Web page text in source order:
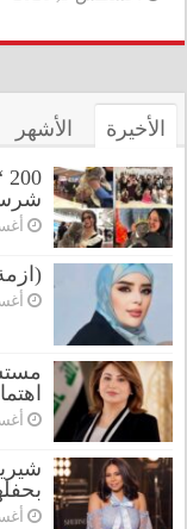
الأخيرة الأشهر